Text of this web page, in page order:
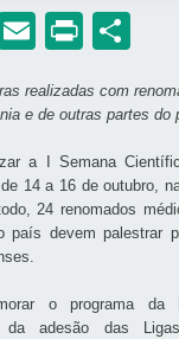
Email
Print
realizadas com
e de outras partes do
a I Semana
14 a 16 de outubro,
24 renomados
país devem palestrar
o programa da
da adesão das